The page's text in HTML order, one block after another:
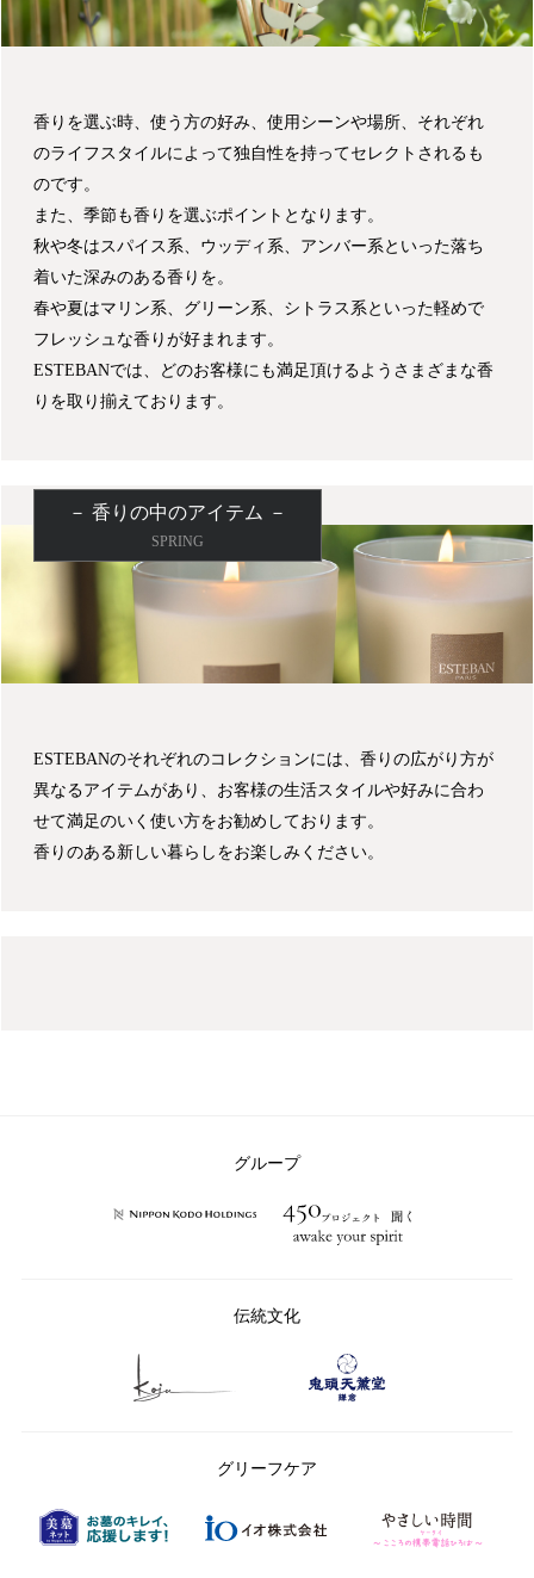
香りを選ぶ時、使う方の好み、使用シーンや場所、それぞれ
のライフスタイルによって独自性を持ってセレクトされるも
のです。
また、季節も香りを選ぶポイントとなります。
秋や冬はスパイス系、ウッディ系、アンバー系といった落ち
着いた深みのある香りを。
春や夏はマリン系、グリーン系、シトラス系といった軽めで
フレッシュな香りが好まれます。
ESTEBANでは、どのお客様にも満足頂けるようさまざまな香
りを取り揃えております。
－ 香りの中のアイテム －
SPRING
ESTEBANのそれぞれのコレクションには、香りの広がり方が
異なるアイテムがあり、お客様の生活スタイルや好みに合わ
せて満足のいく使い方をお勧めしております。
香りのある新しい暮らしをお楽しみください。
グループ
伝統文化
グリーフケア